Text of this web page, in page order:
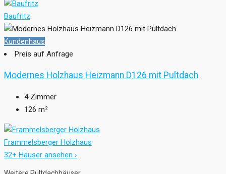
Baufritz
Kundenhaus
Preis auf Anfrage
Modernes Holzhaus Heizmann D126 mit Pultdach
4 Zimmer
126 m²
Frammelsberger Holzhaus
32+ Häuser ansehen ›